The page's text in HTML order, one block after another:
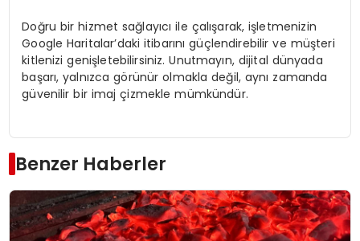
Doğru bir hizmet sağlayıcı ile çalışarak, işletmenizin
Google Haritalar’daki itibarını güçlendirebilir ve müşteri
kitlenizi genişletebilirsiniz. Unutmayın, dijital dünyada
başarı, yalnızca görünür olmakla değil, aynı zamanda
güvenilir bir imaj çizmekle mümkündür.
Benzer Haberler